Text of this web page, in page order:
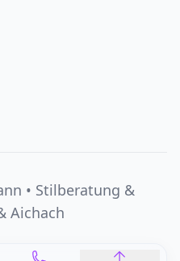
• Stilberatung &
Aichach